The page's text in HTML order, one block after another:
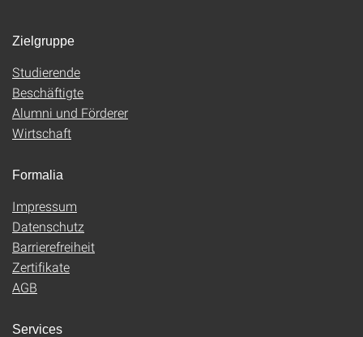
Zielgruppe
Studierende
Beschäftigte
Alumni und Förderer
Wirtschaft
Formalia
Impressum
Datenschutz
Barrierefreiheit
Zertifikate
AGB
Services